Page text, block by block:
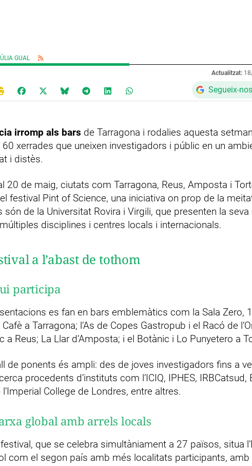
GUAL
Actualitzat:
Segueix-
irromp als bars de Tarragona i rodalies aquesta
xerrades que uneixen investigadors i públic en un
i distès.
20 de maig, ciutats com Tarragona, Reus, Amposta i
festival Pint of Science, una iniciativa on prop de la
són de la Universitat Rovira i Virgili, que presenten la seva
disciplines i centres locals i internacionals.
a l’abast de tothom
participa
es fan en bars emblemàtics com la Sala Zero,
a Tarragona; l’As de Copes Gastropub i el Racó de
a Reus; La Llar d’Amposta; i el Botànic i Lo Punyetero a
de ponents és ampli: des de joves investigadors fins a
procedents d’instituts com l’ICIQ, IPHES, IRBCatsud,
l’Imperial College de Londres, entre altres.
global amb arrels locals
que se celebra simultàniament a 27 països, situa
com el segon país amb més localitats participants, amb